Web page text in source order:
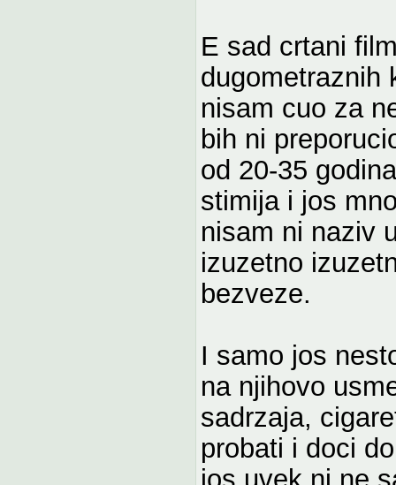
E sad crtani
dugometraznih
nisam cuo za
bih ni
od 20-35
stimija i jos
nisam ni naziv
izuzetno
bezveze.
I samo jos
na njihovo
sadrzaja,
probati i doci
jos uvek ni ne